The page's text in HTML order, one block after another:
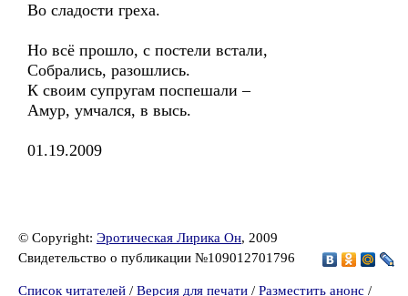
Во сладости греха.
Но всё прошло, с постели встали,
Собрались, разошлись.
К своим супругам поспешали –
Амур, умчался, в высь.
01.19.2009
© Copyright: Эротическая Лирика Он, 2009
Свидетельство о публикации №109012701796
Список читателей / Версия для печати / Разместить анонс /